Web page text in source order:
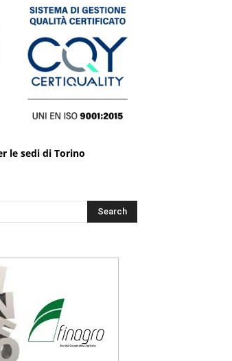
le sedi di Torino